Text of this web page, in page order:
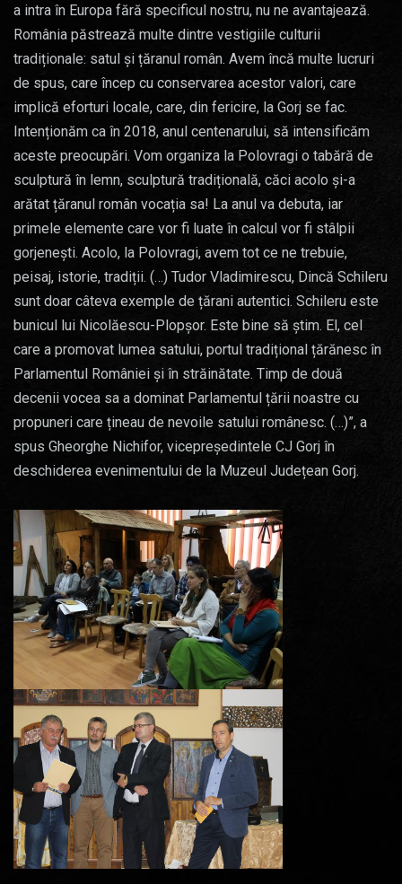
a intra în Europa fără specificul nostru, nu ne avantajează.
România păstrează multe dintre vestigiile culturii
tradiționale: satul și țăranul român. Avem încă multe lucruri
de spus, care încep cu conservarea acestor valori, care
implică eforturi locale, care, din fericire, la Gorj se fac.
Intenționăm ca în 2018, anul centenarului, să intensificăm
aceste preocupări. Vom organiza la Polovragi o tabără de
sculptură în lemn, sculptură tradițională, căci acolo și-a
arătat țăranul român vocația sa! La anul va debuta, iar
primele elemente care vor fi luate în calcul vor fi stâlpii
gorjenești. Acolo, la Polovragi, avem tot ce ne trebuie,
peisaj, istorie, tradiții. (…) Tudor Vladimirescu, Dincă Schileru
sunt doar câteva exemple de țărani autentici. Schileru este
bunicul lui Nicolăescu-Plopșor. Este bine să știm. El, cel
care a promovat lumea satului, portul tradițional țărănesc în
Parlamentul României și în străinătate. Timp de două
decenii vocea sa a dominat Parlamentul țării noastre cu
propuneri care țineau de nevoile satului românesc. (…)”, a
spus Gheorghe Nichifor, vicepreședintele CJ Gorj în
deschiderea evenimentului de la Muzeul Județean Gorj.